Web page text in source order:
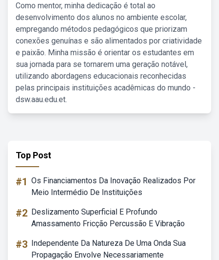
Como mentor, minha dedicação é total ao
desenvolvimento dos alunos no ambiente escolar,
empregando métodos pedagógicos que priorizam
conexões genuínas e são alimentados por criatividade
e paixão. Minha missão é orientar os estudantes em
sua jornada para se tornarem uma geração notável,
utilizando abordagens educacionais reconhecidas
pelas principais instituições acadêmicas do mundo -
dsw.aau.edu.et.
Top Post
#1 Os Financiamentos Da Inovação Realizados Por
Meio Intermédio De Instituições
#2 Deslizamento Superficial E Profundo
Amassamento Fricção Percussão E Vibração
#3 Independente Da Natureza De Uma Onda Sua
Propagação Envolve Necessariamente